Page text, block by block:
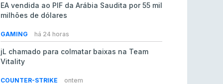
EA vendida ao PIF da Arábia Saudita por 55 mil
milhões de dólares
GAMING há 24 horas
jL chamado para colmatar baixas na Team
Vitality
COUNTER-STRIKE ontem